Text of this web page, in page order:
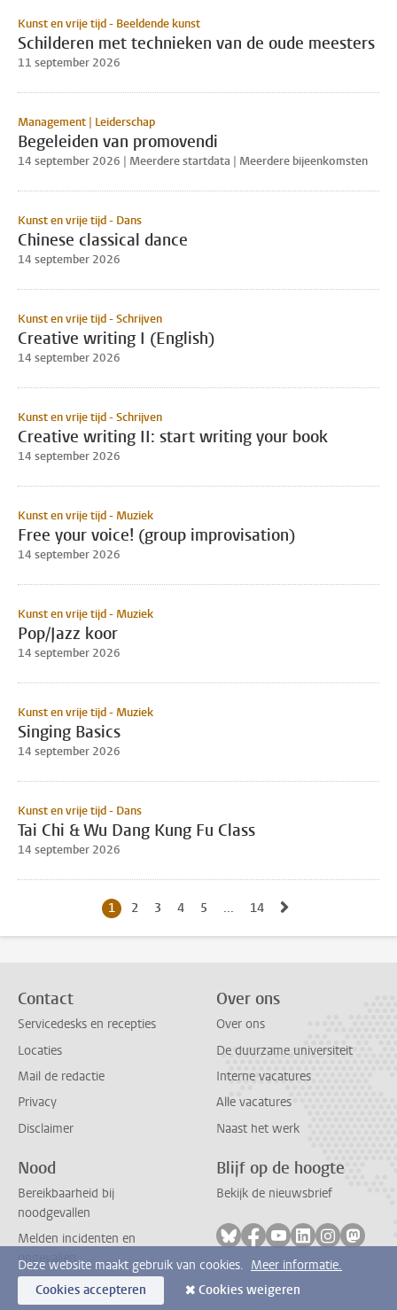
Kunst en vrije tijd - Beeldende kunst
Schilderen met technieken van de oude meesters
11 september 2026
Management | Leiderschap
Begeleiden van promovendi
14 september 2026 | Meerdere startdata | Meerdere bijeenkomsten
Kunst en vrije tijd - Dans
Chinese classical dance
14 september 2026
Kunst en vrije tijd - Schrijven
Creative writing I (English)
14 september 2026
Kunst en vrije tijd - Schrijven
Creative writing II: start writing your book
14 september 2026
Kunst en vrije tijd - Muziek
Free your voice! (group improvisation)
14 september 2026
Kunst en vrije tijd - Muziek
Pop/Jazz koor
14 september 2026
Kunst en vrije tijd - Muziek
Singing Basics
14 september 2026
Kunst en vrije tijd - Dans
Tai Chi & Wu Dang Kung Fu Class
14 september 2026
Huidige pagina, pagina
1 Naar pagina
2 Naar pagina
3 Naar pagina
4 Naar pagina
5 ... Naar laatste pagina,
14
Contact
Servicedesks en recepties
Locaties
Mail de redactie
Privacy
Disclaimer
Over ons
Over ons
De duurzame universiteit
Interne vacatures
Alle vacatures
Naast het werk
Nood
Bereikbaarheid bij
noodgevallen
Melden incidenten en
ongevallen
Blijf op de hoogte
Bekijk de nieuwsbrief
Volg ons op bluesky
Volg ons op facebook
Volg ons op
Volg ons op
Volg ons
Volg
Deze website maakt gebruik van cookies. Meer informatie.
Cookies accepteren
Cookies weigeren